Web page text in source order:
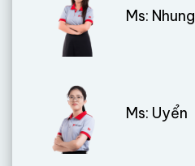
Ms: Nhung
Ms: Uyển